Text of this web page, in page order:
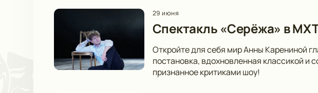
29 июня
Спектакль «Серёжа» в
Откройте для себя мир Анны Карениной
постановка, вдохновленная классикой
признанное критиками шоу!